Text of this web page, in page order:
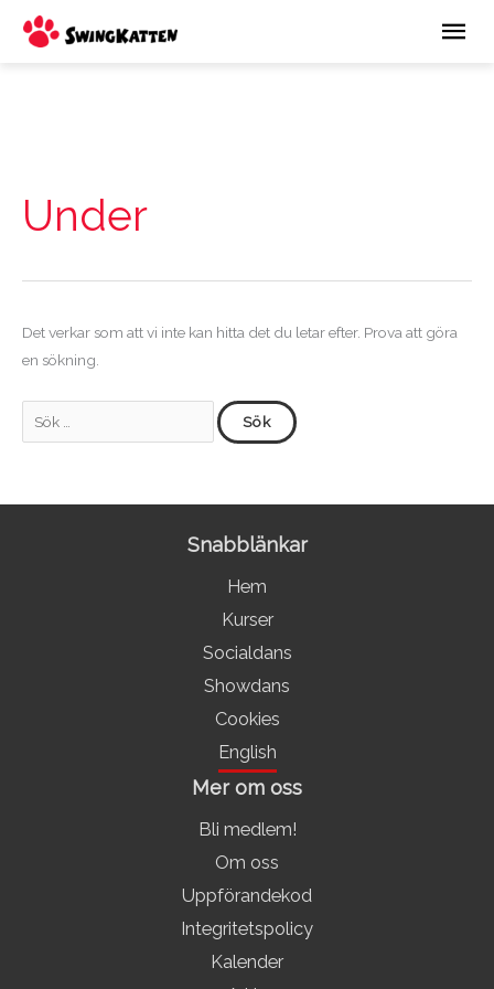
Hoppa
Under
Det verkar som att vi inte kan hitta det du letar efter. Prova att göra
en sökning.
Snabblänkar
Hem
Kurser
Socialdans
Showdans
Cookies
English
Mer om oss
Bli medlem!
Om oss
Uppförandekod
Integritetspolicy
Kalender